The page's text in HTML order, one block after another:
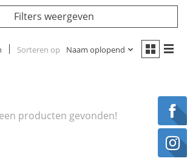
Filters weergeven
Sorteren op Naam oplopend
producten gevonden!